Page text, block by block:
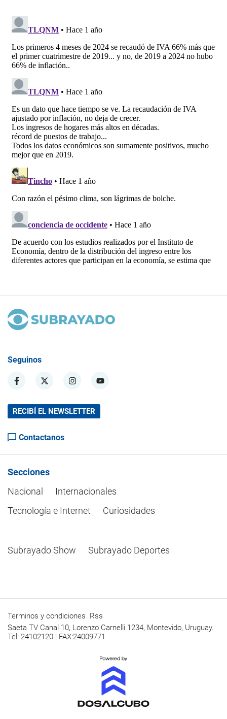
Seguinos
RECIBÍ EL NEWSLETTER
Contactanos
Secciones
Nacional
Internacionales
Tecnología e Internet
Curiosidades
Subrayado Show Subrayado Deportes
Terminos y condiciones Rss
Saeta TV Canal 10, Lorenzo Carnelli 1234, Montevido, Uruguay.
Tel: 24102120 | FAX:24009771